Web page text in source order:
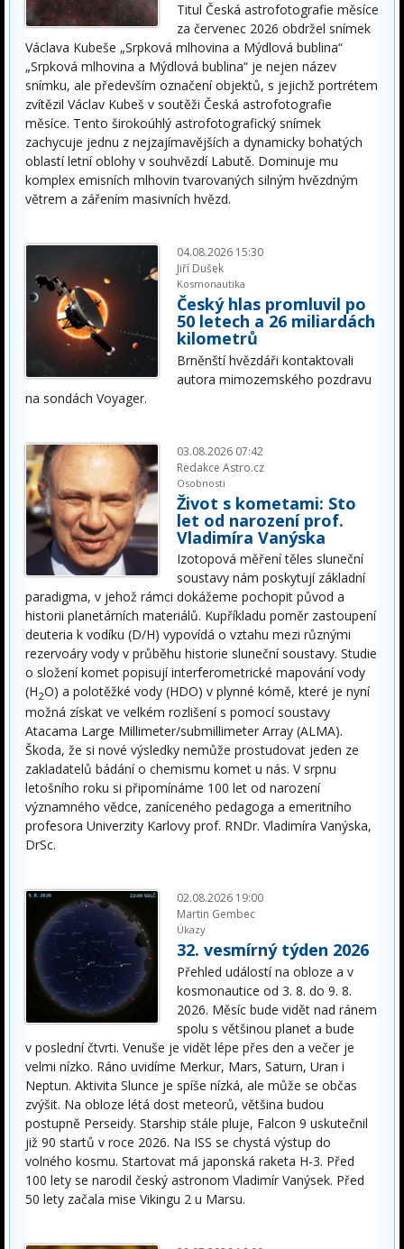
Titul Česká astrofotografie měsíce
za červenec 2026 obdržel snímek
Václava Kubeše „Srpková mlhovina a Mýdlová bublina“
„Srpková mlhovina a Mýdlová bublina“ je nejen název
snímku, ale především označení objektů, s jejichž portrétem
zvítězil Václav Kubeš v soutěži Česká astrofotografie
měsíce. Tento širokoúhlý astrofotografický snímek
zachycuje jednu z nejzajímavějších a dynamicky bohatých
oblastí letní oblohy v souhvězdí Labutě. Dominuje mu
komplex emisních mlhovin tvarovaných silným hvězdným
větrem a zářením masivních hvězd.
04.08.2026 15:30
Jiří Dušek
Kosmonautika
Český hlas promluvil po
50 letech a 26 miliardách
kilometrů
Brněnští hvězdáři kontaktovali
autora mimozemského pozdravu
na sondách Voyager.
03.08.2026 07:42
Redakce Astro.cz
Osobnosti
Život s kometami: Sto
let od narození prof.
Vladimíra Vanýska
Izotopová měření těles sluneční
soustavy nám poskytují základní
paradigma, v jehož rámci dokážeme pochopit původ a
historii planetárních materiálů. Kupříkladu poměr zastoupení
deuteria k vodíku (D/H) vypovídá o vztahu mezi různými
rezervoáry vody v průběhu historie sluneční soustavy. Studie
o složení komet popisují interferometrické mapování vody
(H2O) a polotěžké vody (HDO) v plynné kómě, které je nyní
možná získat ve velkém rozlišení s pomocí soustavy
Atacama Large Millimeter/submillimeter Array (ALMA).
Škoda, že si nové výsledky nemůže prostudovat jeden ze
zakladatelů bádání o chemismu komet u nás. V srpnu
letošního roku si připomínáme 100 let od narození
významného vědce, zaníceného pedagoga a emeritního
profesora Univerzity Karlovy prof. RNDr. Vladimíra Vanýska,
DrSc.
02.08.2026 19:00
Martin Gembec
Úkazy
32. vesmírný týden 2026
Přehled událostí na obloze a v
kosmonautice od 3. 8. do 9. 8.
2026. Měsíc bude vidět nad ránem
spolu s většinou planet a bude
v poslední čtvrti. Venuše je vidět lépe přes den a večer je
velmi nízko. Ráno uvidíme Merkur, Mars, Saturn, Uran i
Neptun. Aktivita Slunce je spíše nízká, ale může se občas
zvýšit. Na obloze létá dost meteorů, většina budou
postupně Perseidy. Starship stále pluje, Falcon 9 uskutečnil
již 90 startů v roce 2026. Na ISS se chystá výstup do
volného kosmu. Startovat má japonská raketa H-3. Před
100 lety se narodil český astronom Vladimír Vanýsek. Před
50 lety začala mise Vikingu 2 u Marsu.